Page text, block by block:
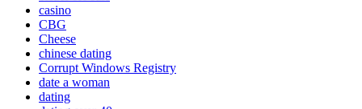
casino
CBG
Cheese
chinese dating
Corrupt Windows Registry
date a woman
dating